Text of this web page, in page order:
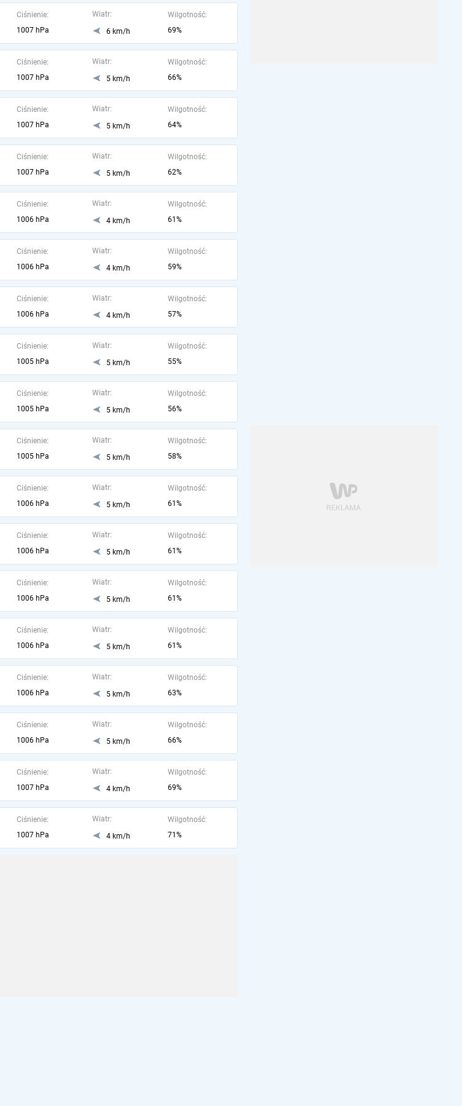
Ciśnienie:
1007 hPa
Wiatr:
6 km/h
Wilgotność:
69%
Ciśnienie:
1007 hPa
Wiatr:
5 km/h
Wilgotność:
66%
Ciśnienie:
1007 hPa
Wiatr:
5 km/h
Wilgotność:
64%
Ciśnienie:
1007 hPa
Wiatr:
5 km/h
Wilgotność:
62%
Ciśnienie:
1006 hPa
Wiatr:
4 km/h
Wilgotność:
61%
Ciśnienie:
1006 hPa
Wiatr:
4 km/h
Wilgotność:
59%
Ciśnienie:
1006 hPa
Wiatr:
4 km/h
Wilgotność:
57%
Ciśnienie:
1005 hPa
Wiatr:
5 km/h
Wilgotność:
55%
Ciśnienie:
1005 hPa
Wiatr:
5 km/h
Wilgotność:
56%
Ciśnienie:
1005 hPa
Wiatr:
5 km/h
Wilgotność:
58%
Ciśnienie:
1006 hPa
Wiatr:
5 km/h
Wilgotność:
61%
Ciśnienie:
1006 hPa
Wiatr:
5 km/h
Wilgotność:
61%
Ciśnienie:
1006 hPa
Wiatr:
5 km/h
Wilgotność:
61%
Ciśnienie:
1006 hPa
Wiatr:
5 km/h
Wilgotność:
61%
Ciśnienie:
1006 hPa
Wiatr:
5 km/h
Wilgotność:
63%
Ciśnienie:
1006 hPa
Wiatr:
5 km/h
Wilgotność:
66%
Ciśnienie:
1007 hPa
Wiatr:
4 km/h
Wilgotność:
69%
Ciśnienie:
1007 hPa
Wiatr:
4 km/h
Wilgotność:
71%